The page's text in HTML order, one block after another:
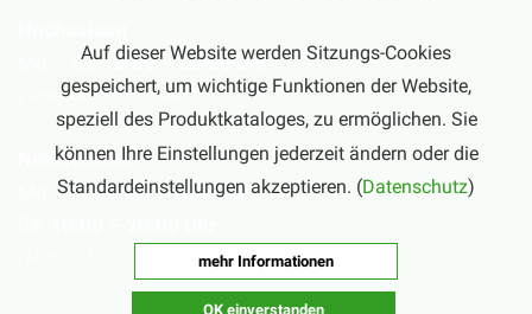
Mo – Sa:10:00 – 20:00 Uhr
(September – Februar)
Nebensaison
Mo – Fr:16:00 – 20:00 Uhr
Auf dieser Website werden Sitzungs-Cookies
gespeichert, um wichtige Funktionen der Website,
speziell des Produktkataloges, zu ermöglichen. Sie
können Ihre Einstellungen jederzeit ändern oder die
Standardeinstellungen akzeptieren. (Datenschutz)
mehr Informationen
OK einverstanden